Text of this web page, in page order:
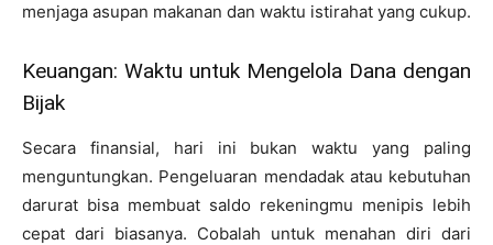
menjaga asupan makanan dan waktu istirahat yang cukup.
Keuangan: Waktu untuk Mengelola Dana dengan
Bijak
Secara finansial, hari ini bukan waktu yang paling
menguntungkan. Pengeluaran mendadak atau kebutuhan
darurat bisa membuat saldo rekeningmu menipis lebih
cepat dari biasanya. Cobalah untuk menahan diri dari